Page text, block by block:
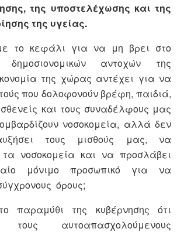
της υποστελέχωσης και της
της υγείας.
το κεφάλι για να μη βρει στο
αντοχών της
της χώρας αντέχει για να
που δολοφονούν βρέφη, παιδιά,
και τους συναδέλφους μας
νοσοκομεία, αλλά δεν
τους μισθούς μας, να
τα νοσοκομεία και να προσλάβει
μόνιμο προσωπικό για να
όρους;
παραμύθι της κυβέρνησης ότι
τους αυτοαπασχολούμενους